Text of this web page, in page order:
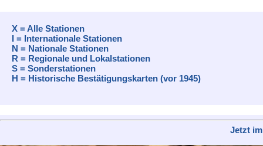
X = Alle Stationen
I = Internationale Stationen
N = Nationale Stationen
R = Regionale und Lokalstationen
S = Sonderstationen
H = Historische Bestätigungskarten (vor 1945)
Jetzt